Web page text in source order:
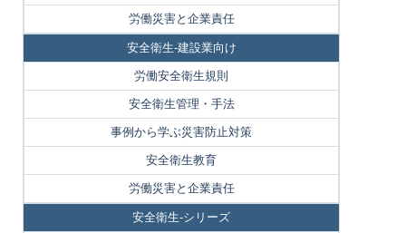
労働災害と企業責任
安全衛生-建設業向け
労働安全衛生規則
安全衛生管理・手法
事例から学ぶ災害防止対策
安全衛生教育
労働災害と企業責任
安全衛生-シリーズ